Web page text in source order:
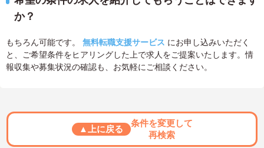
か？
もちろん可能です。 無料転職支援サービス にお申し込みいただく
と、ご希望条件をヒアリングした上で求人をご提案いたします。情
報収集や募集状況の確認も、お気軽にご相談ください。
▲上に戻る
条件を変更して
再検索